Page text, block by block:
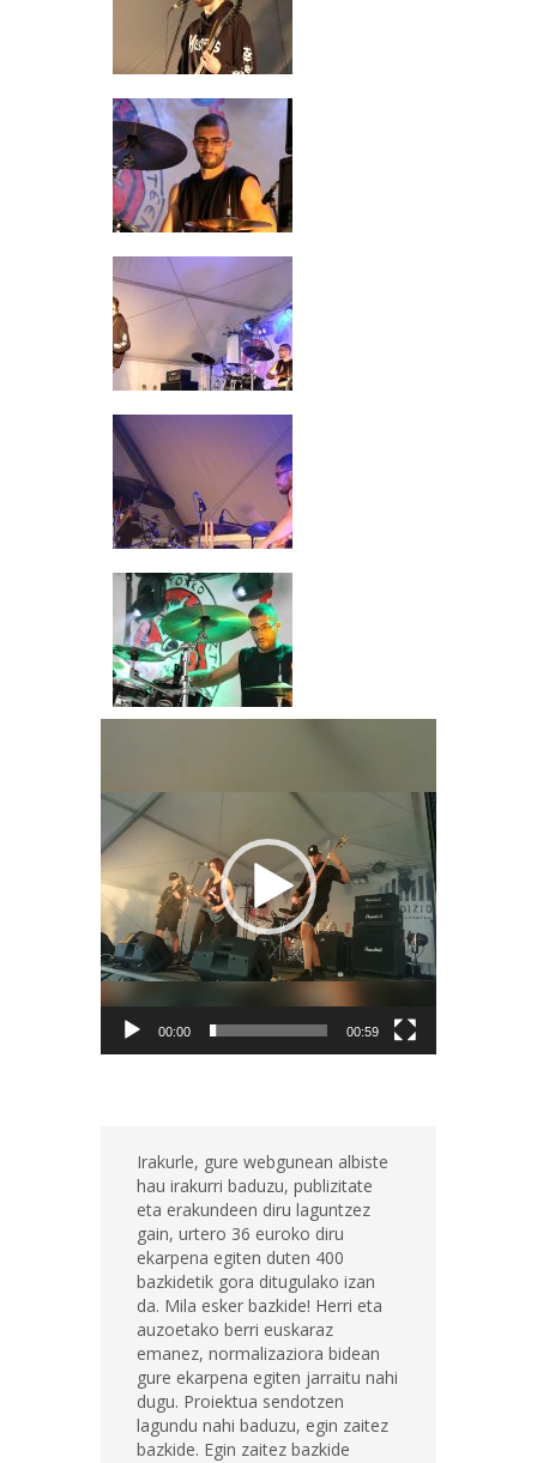
00:00 00:59
Irakurle, gure webgunean albiste
hau irakurri baduzu, publizitate
eta erakundeen diru laguntzez
gain, urtero 36 euroko diru
ekarpena egiten duten 400
bazkidetik gora ditugulako izan
da. Mila esker bazkide! Herri eta
auzoetako berri euskaraz
emanez, normalizaziora bidean
gure ekarpena egiten jarraitu nahi
dugu. Proiektua sendotzen
lagundu nahi baduzu, egin zaitez
bazkide. Egin zaitez bazkide